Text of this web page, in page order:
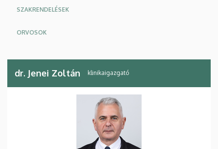
SZAKRENDELÉSEK
ORVOSOK
dr. Jenei Zoltán klinikaigazgató